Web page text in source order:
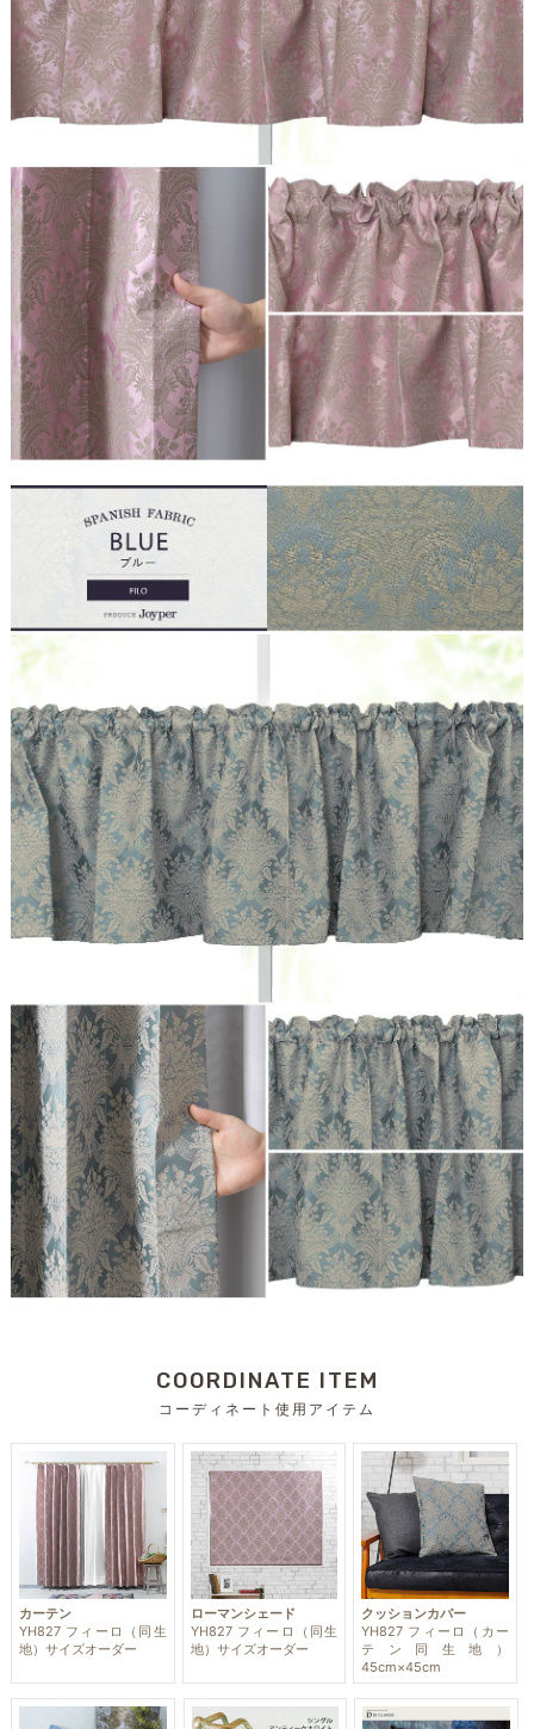
COORDINATE ITEM
コーディネート使用アイテム
カーテン
YH827 フィーロ（同生
地）サイズオーダー
ローマンシェード
YH827 フィーロ（同生
地）サイズオーダー
クッションカバー
YH827 フィーロ（カー
テン同生地）
45cm×45cm